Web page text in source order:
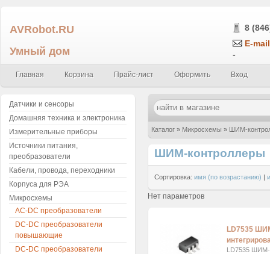
AVRobot.RU
Умный дом
8
E-
-
Главная Корзина Прайс-лист Оформить Вход
Каталог » Микросхемы » ШИМ-
ШИМ-контроллеры
Сортировка: имя (по возрастанию) |
Нет параметров
LD7535
LD7535 ШИМ-
Датчики и сенсоры
Домашняя техника и электроника
Измерительные приборы
Источники питания,
преобразователи
Кабели, провода, переходники
Корпуса для РЭА
Микросхемы
AC-DC преобразователи
DC-DC преобразователи
повышающие
DC-DC преобразователи